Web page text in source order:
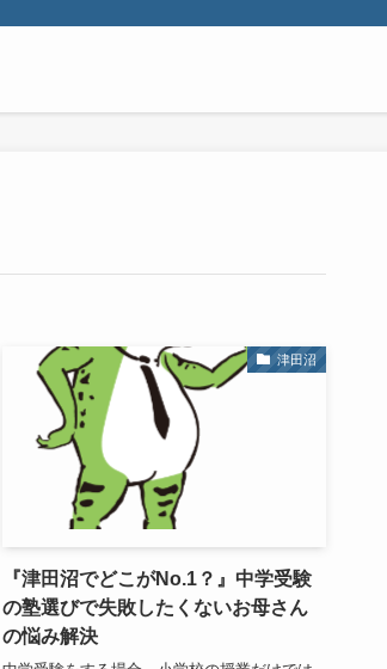
津田沼
『津田沼でどこがNo.1？』中学受験
の塾選びで失敗したくないお母さん
の悩み解決